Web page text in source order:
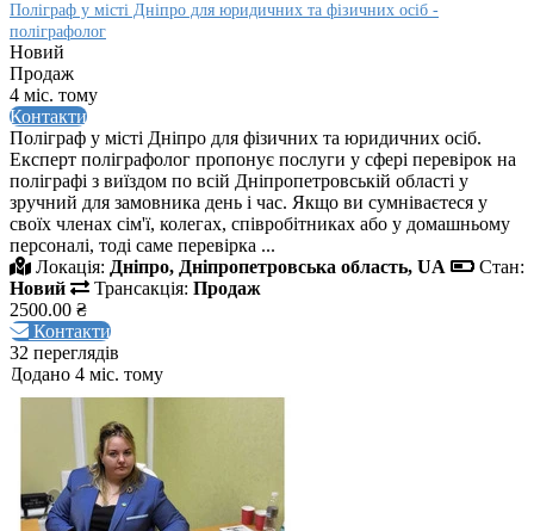
Поліграф у місті Дніпро для юридичних та фізичних осіб -
поліграфолог
Новий
Продаж
4 міс. тому
Контакти
Поліграф у місті Дніпро для фізичних та юридичних осіб.
Експерт поліграфолог пропонує послуги у сфері перевірок на
поліграфі з виїздом по всій Дніпропетровській області у
зручний для замовника день і час. Якщо ви сумніваєтеся у
своїх членах сім'ї, колегах, співробітниках або у домашньому
персоналі, тоді саме перевірка ...
Локація: Дніпро, Дніпропетровська область, UA
Стан:
Новий
Трансакція: Продаж
2500.00 ₴
Контакти
32 переглядів
Додано 4 міс. тому